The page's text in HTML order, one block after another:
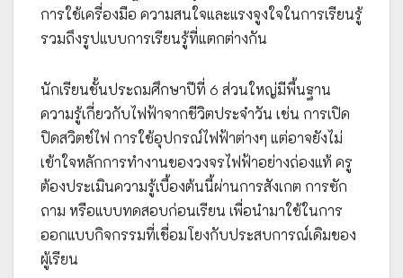
การใช้เครื่องมือ ความสนใจและแรงจูงใจในการเรียนรู้
รวมถึงรูปแบบการเรียนรู้ที่แตกต่างกัน
นักเรียนชั้นประถมศึกษาปีที่ 6 ส่วนใหญ่มีพื้นฐาน
ความรู้เกี่ยวกับไฟฟ้าจากชีวิตประจำวัน เช่น การเปิด
ปิดสวิตช์ไฟ การใช้อุปกรณ์ไฟฟ้าต่างๆ แต่อาจยังไม่
เข้าใจหลักการทำงานของวงจรไฟฟ้าอย่างถ่องแท้ ครู
ต้องประเมินความรู้เบื้องต้นนี้ผ่านการสังเกต การซัก
ถาม หรือแบบทดสอบก่อนเรียน เพื่อนำมาใช้ในการ
ออกแบบกิจกรรมที่เชื่อมโยงกับประสบการณ์เดิมของ
ผู้เรียน